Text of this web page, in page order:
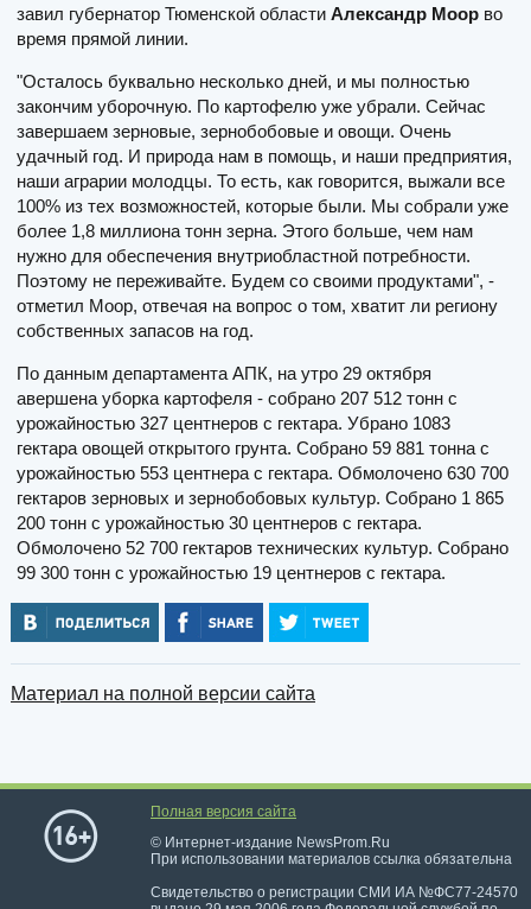
завил губернатор Тюменской области Александр Моор во
время прямой линии.
"Осталось буквально несколько дней, и мы полностью
закончим уборочную. По картофелю уже убрали. Сейчас
завершаем зерновые, зернобобовые и овощи. Очень
удачный год. И природа нам в помощь, и наши предприятия,
наши аграрии молодцы. То есть, как говорится, выжали все
100% из тех возможностей, которые были. Мы собрали уже
более 1,8 миллиона тонн зерна. Этого больше, чем нам
нужно для обеспечения внутриобластной потребности.
Поэтому не переживайте. Будем со своими продуктами", -
отметил Моор, отвечая на вопрос о том, хватит ли региону
собственных запасов на год.
По данным департамента АПК, на утро 29 октября
авершена уборка картофеля - собрано 207 512 тонн с
урожайностью 327 центнеров с гектара. Убрано 1083
гектара овощей открытого грунта. Собрано 59 881 тонна с
урожайностью 553 центнера с гектара. Обмолочено 630 700
гектаров зерновых и зернобобовых культур. Собрано 1 865
200 тонн с урожайностью 30 центнеров с гектара.
Обмолочено 52 700 гектаров технических культур. Собрано
99 300 тонн с урожайностью 19 центнеров с гектара.
Материал на полной версии сайта
Полная версия сайта
© Интернет-издание NewsProm.Ru
При использовании материалов ссылка обязательна
Свидетельство о регистрации СМИ ИА №ФС77-24570